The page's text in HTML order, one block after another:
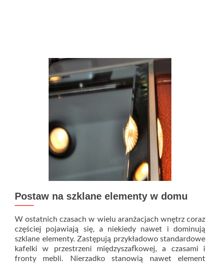
Postaw na szklane elementy w domu
W ostatnich czasach w wielu aranżacjach wnętrz coraz
częściej pojawiają się, a niekiedy nawet i dominują
szklane elementy. Zastępują przykładowo standardowe
kafelki w przestrzeni międzyszafkowej, a czasami i
fronty mebli. Nierzadko stanowią nawet element